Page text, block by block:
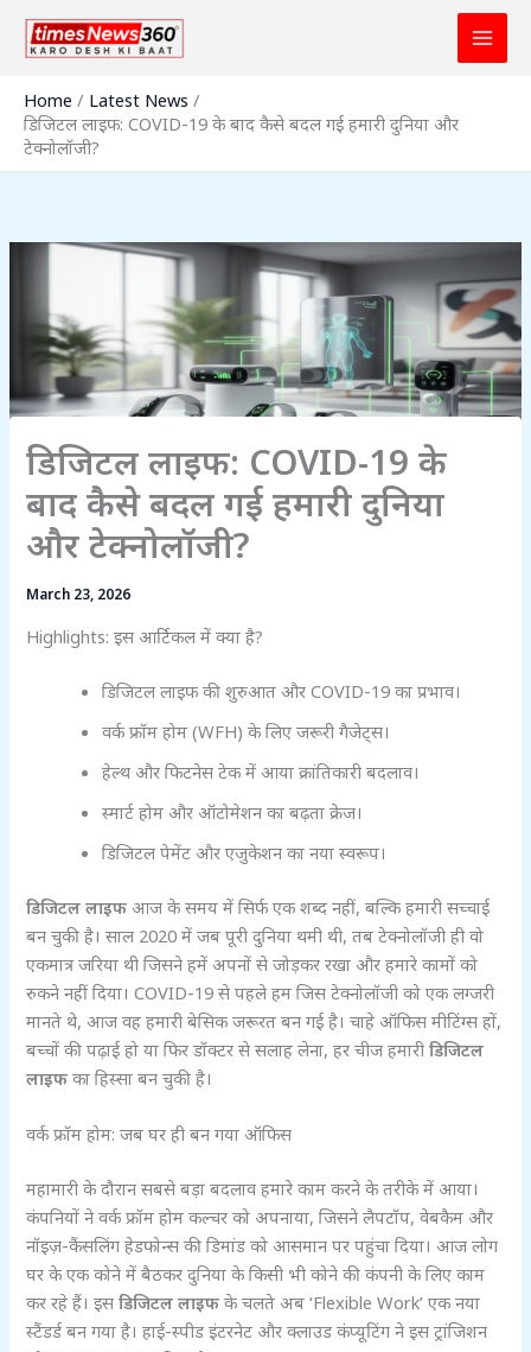
Skip
Home
Latest News
डिजिटल लाइफ: COVID-19 के बाद कैसे बदल गई हमारी दुनिया और
टेक्नोलॉजी?
डिजिटल लाइफ: COVID-19 के
बाद कैसे बदल गई हमारी दुनिया
और टेक्नोलॉजी?
March 23, 2026
Highlights: इस आर्टिकल में क्या है?
डिजिटल लाइफ की शुरुआत और COVID-19 का प्रभाव।
वर्क फ्रॉम होम (WFH) के लिए जरूरी गैजेट्स।
हेल्थ और फिटनेस टेक में आया क्रांतिकारी बदलाव।
स्मार्ट होम और ऑटोमेशन का बढ़ता क्रेज।
डिजिटल पेमेंट और एजुकेशन का नया स्वरूप।
डिजिटल लाइफ आज के समय में सिर्फ एक शब्द नहीं, बल्कि हमारी सच्चाई
बन चुकी है। साल 2020 में जब पूरी दुनिया थमी थी, तब टेक्नोलॉजी ही वो
एकमात्र जरिया थी जिसने हमें अपनों से जोड़कर रखा और हमारे कामों को
रुकने नहीं दिया। COVID-19 से पहले हम जिस टेक्नोलॉजी को एक लग्जरी
मानते थे, आज वह हमारी बेसिक जरूरत बन गई है। चाहे ऑफिस मीटिंग्स हों,
बच्चों की पढ़ाई हो या फिर डॉक्टर से सलाह लेना, हर चीज हमारीडिजिटल
लाइफ का हिस्सा बन चुकी है।
वर्क फ्रॉम होम: जब घर ही बन गया ऑफिस
महामारी के दौरान सबसे बड़ा बदलाव हमारे काम करने के तरीके में आया।
कंपनियों ने वर्क फ्रॉम होम कल्चर को अपनाया, जिसने लैपटॉप, वेबकैम और
नॉइज़-कैंसलिंग हेडफोन्स की डिमांड को आसमान पर पहुंचा दिया। आज लोग
घर के एक कोने में बैठकर दुनिया के किसी भी कोने की कंपनी के लिए काम
कर रहे हैं। इसडिजिटल लाइफ के चलते अब ‘Flexible Work’ एक नया
स्टैंडर्ड बन गया है। हाई-स्पीड इंटरनेट और क्लाउड कंप्यूटिंग ने इस ट्रांजिशन